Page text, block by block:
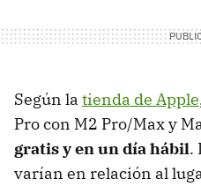
Según la tienda de Apple
Pro con M2 Pro/Max y
gratis y en un día hábil.
varían en relación al